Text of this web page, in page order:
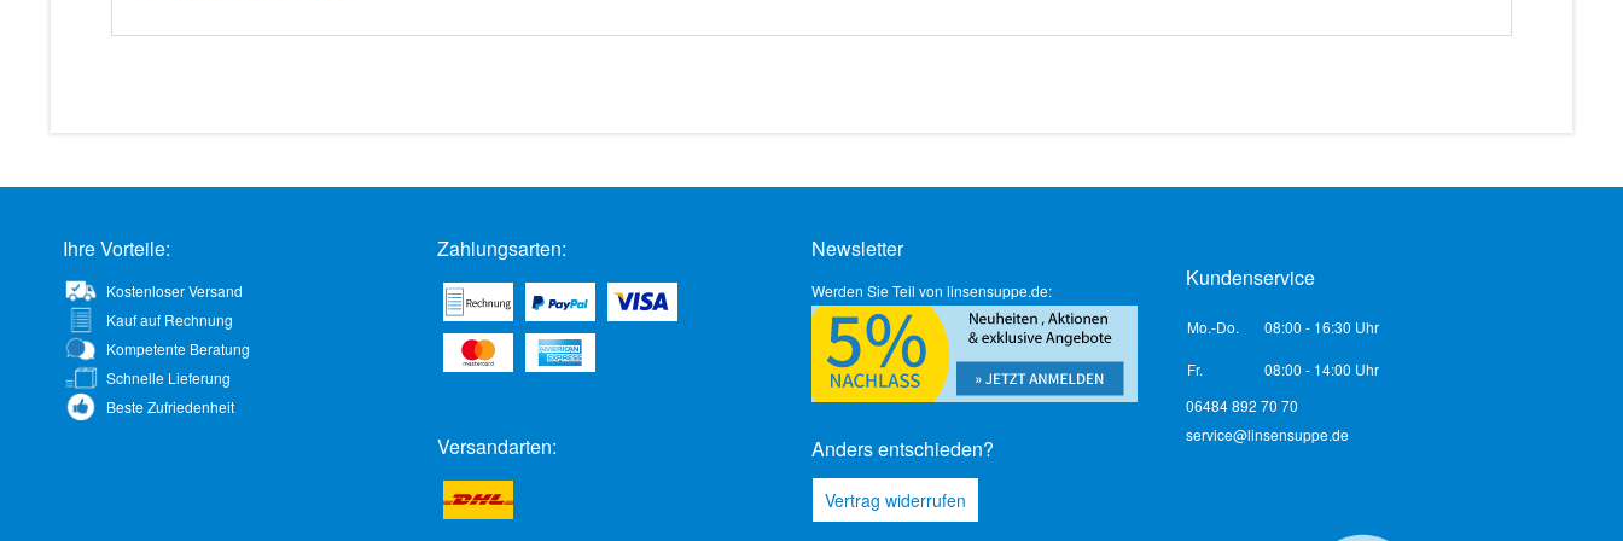
Ihre Vorteile:
Kostenloser Versand
Kauf auf Rechnung
Kompetente Beratung
Schnelle Lieferung
Beste Zufriedenheit
Zahlungsarten:
Versandarten:
Newsletter
Werden Sie Teil von linsensuppe.de:
Anders entschieden?
Vertrag widerrufen
Kundenservice
Mo.-Do. 08:00 - 16:30 Uhr
Fr.
08:00 - 14:00 Uhr
06484 892 70 70
service@linsensuppe.de